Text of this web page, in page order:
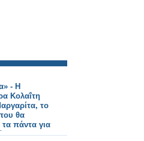
- Η
Κολαΐτη
το
θα
τα πάντα για
της